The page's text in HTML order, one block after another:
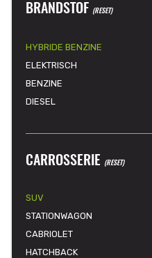
BRANDSTOF (RESET)
HYBRIDE BENZINE
ELEKTRISCH
BENZINE
DIESEL
CARROSSERIE (RESET)
SUV
STATIONWAGON
CABRIOLET
HATCHBACK